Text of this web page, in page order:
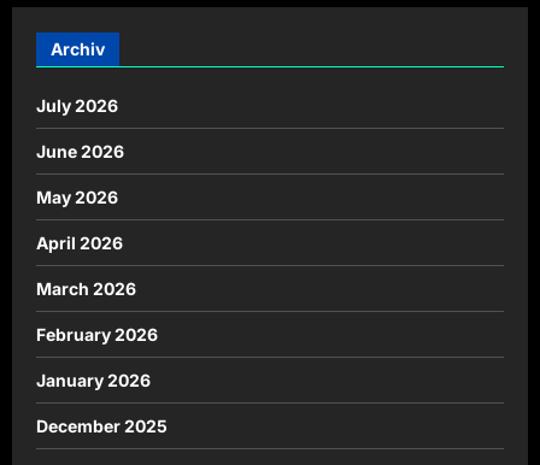
Archiv
July 2026
June 2026
May 2026
April 2026
March 2026
February 2026
January 2026
December 2025